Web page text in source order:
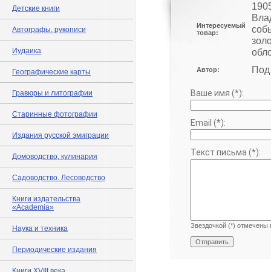
Детские книги
Автографы, рукописи
Иудаика
Географические карты
Гравюры и литографии
Старинные фотографии
Издания русской эмиграции
Домоводство, кулинария
Садоводство. Лесоводство
Книги издательства
«Academia»
Наука и техника
Периодические издания
Интересуемый
товар:
Автор:
Ваше имя (*):
Email (*):
Текст письма (*):
Звездочкой (*) отмечены